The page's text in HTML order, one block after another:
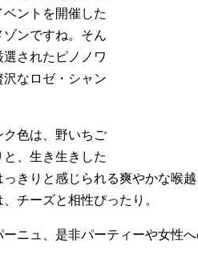
ントを開催した
ゾンですね。そん
されたピノノワ
なロゼ・シャン
色は、野いちご
、生き生きした
きりと感じられる爽やかな喉
チーズと相性ぴったり。
ニュ、是非パーティーや女性